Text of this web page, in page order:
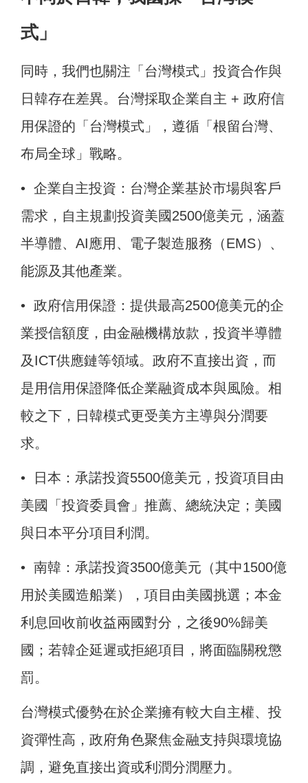
式」
同時，我們也關注「台灣模式」投資合作與
日韓存在差異。台灣採取企業自主 + 政府信
用保證的「台灣模式」，遵循「根留台灣、
布局全球」戰略。
• 企業自主投資：台灣企業基於市場與客戶
需求，自主規劃投資美國2500億美元，涵蓋
半導體、AI應用、電子製造服務（EMS）、
能源及其他產業。
• 政府信用保證：提供最高2500億美元的企
業授信額度，由金融機構放款，投資半導體
及ICT供應鏈等領域。政府不直接出資，而
是用信用保證降低企業融資成本與風險。相
較之下，日韓模式更受美方主導與分潤要
求。
• 日本：承諾投資5500億美元，投資項目由
美國「投資委員會」推薦、總統決定；美國
與日本平分項目利潤。
• 南韓：承諾投資3500億美元（其中1500億
用於美國造船業），項目由美國挑選；本金
利息回收前收益兩國對分，之後90%歸美
國；若韓企延遲或拒絕項目，將面臨關稅懲
罰。
台灣模式優勢在於企業擁有較大自主權、投
資彈性高，政府角色聚焦金融支持與環境協
調，避免直接出資或利潤分潤壓力。